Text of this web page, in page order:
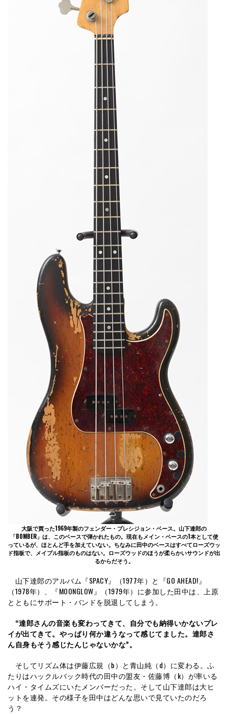
大阪で買った1969年製のフェンダー・プレシジョン・ベース。山下達郎の
「BOMBER」は、このベースで弾かれたもの。現在もメイン・ベースの1本として使
っているが、ほとんど手を加えていない。ちなみに田中のベースはすべてローズウッ
ド指板で、メイプル指板のものはない。ローズウッドのほうが柔らかいサウンドが出
るからだそう。
山下達郎のアルバム『SPACY』（1977年）と『GO AHEAD!』
（1978年）、『MOONGLOW』（1979年）に参加した田中は、上原
とともにサポート・バンドを脱退してしまう。
“達郎さんの音楽も変わってきて、自分でも納得いかないプレ
イが出てきて。やっぱり何か違うなって感じてました。達郎さ
ん自身もそう感じたんじゃないかな”。
そしてリズム体は伊藤広規（b）と青山純（d）に変わる。ふ
たりはハックルバック時代の田中の盟友・佐藤博（k）が率いる
ハイ・タイムズにいたメンバーだった。そして山下達郎は大ヒ
ットを連発。その様子を田中はどんな思いで見ていたのだろ
う？